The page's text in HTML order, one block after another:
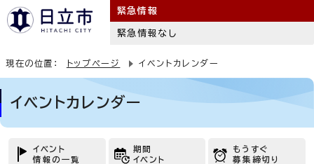
緊急情報
緊急情報なし
現在の位置： トップページ イベントカレンダー
イベントカレンダー
イベント
情報の一覧
期間
イベント
もうすぐ
募集締切り